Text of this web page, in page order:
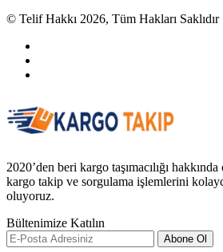
© Telif Hakkı 2026, Tüm Hakları Saklıdır
2020’den beri kargo taşımacılığı
kargo takip ve sorgulama işlemlerini
oluyoruz.
Bültenimize Katılın
Abone Ol